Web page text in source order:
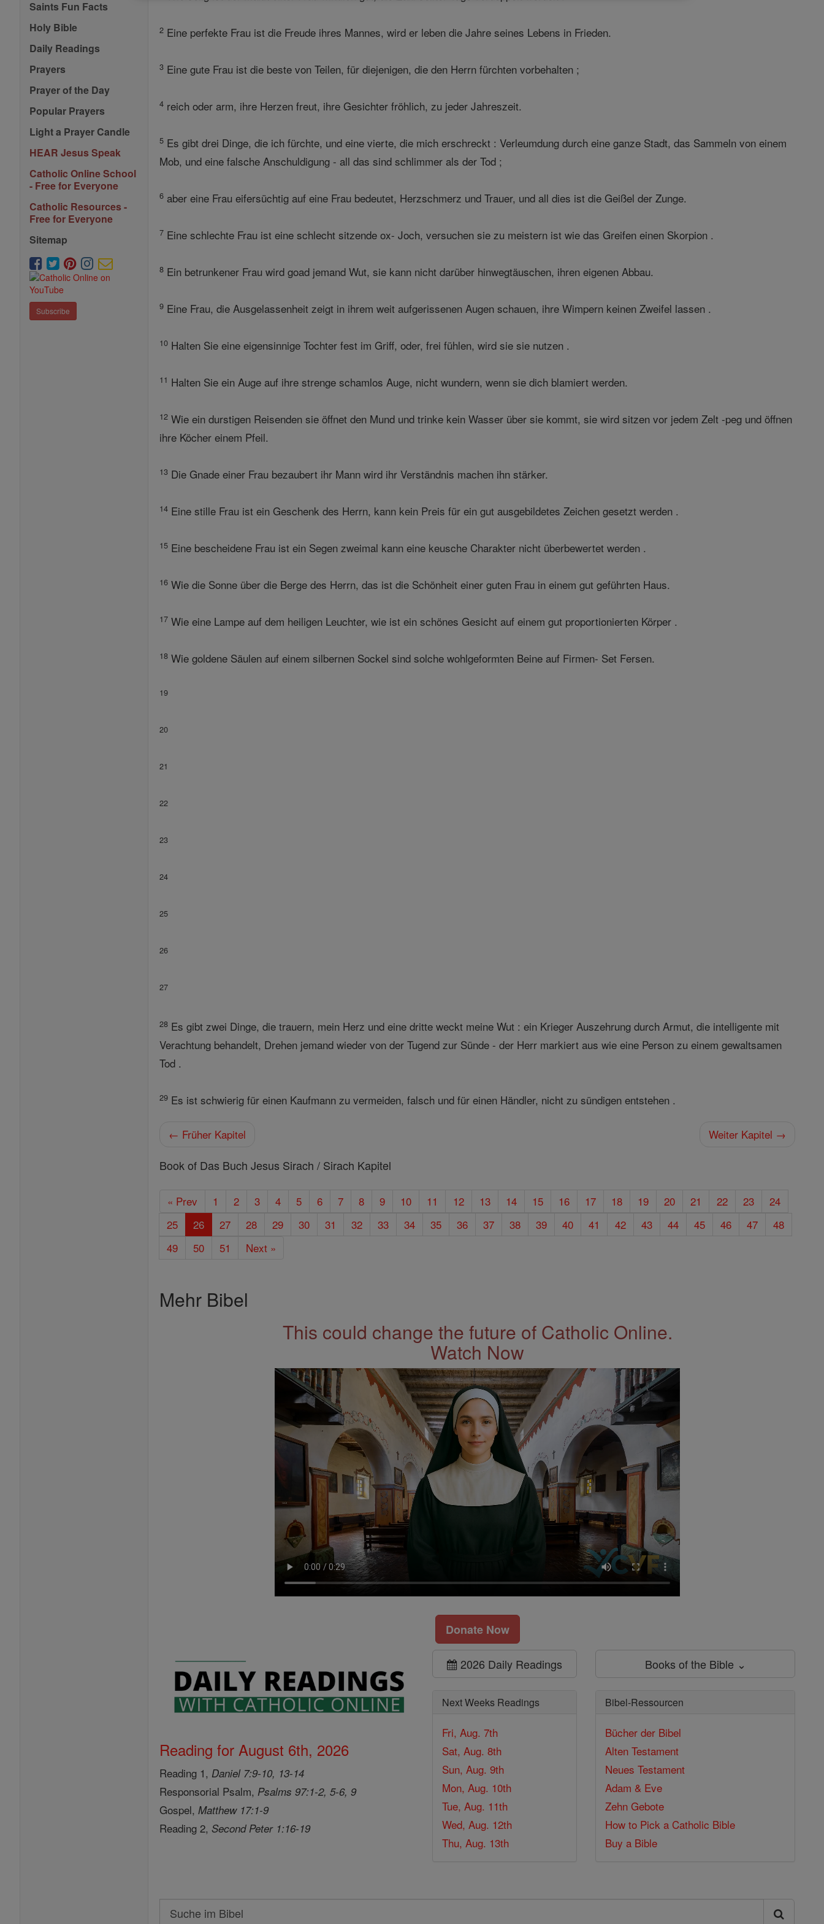
Saints Fun Facts
Holy Bible
Daily Readings
Prayers
Prayer of the Day
Popular Prayers
Light a Prayer Candle
HEAR Jesus Speak
Catholic Online School
- Free for Everyone
Catholic Resources -
Free for Everyone
Sitemap
Subscribe
2 Eine perfekte Frau ist die Freude ihres Mannes, wird er leben die Jahre seines Lebens in Frieden.
3 Eine gute Frau ist die beste von Teilen, für diejenigen, die den Herrn fürchten vorbehalten ;
4 reich oder arm, ihre Herzen freut, ihre Gesichter fröhlich, zu jeder Jahreszeit.
5 Es gibt drei Dinge, die ich fürchte, und eine vierte, die mich erschreckt : Verleumdung durch eine ganze Stadt, das Sammeln von einem
Mob, und eine falsche Anschuldigung - all das sind schlimmer als der Tod ;
6 aber eine Frau eifersüchtig auf eine Frau bedeutet, Herzschmerz und Trauer, und all dies ist die Geißel der Zunge.
7 Eine schlechte Frau ist eine schlecht sitzende ox- Joch, versuchen sie zu meistern ist wie das Greifen einen Skorpion .
8 Ein betrunkener Frau wird goad jemand Wut, sie kann nicht darüber hinwegtäuschen, ihren eigenen Abbau.
9 Eine Frau, die Ausgelassenheit zeigt in ihrem weit aufgerissenen Augen schauen, ihre Wimpern keinen Zweifel lassen .
10 Halten Sie eine eigensinnige Tochter fest im Griff, oder, frei fühlen, wird sie sie nutzen .
11 Halten Sie ein Auge auf ihre strenge schamlos Auge, nicht wundern, wenn sie dich blamiert werden.
12 Wie ein durstigen Reisenden sie öffnet den Mund und trinke kein Wasser über sie kommt, sie wird sitzen vor jedem Zelt -peg und öffnen
ihre Köcher einem Pfeil.
13 Die Gnade einer Frau bezaubert ihr Mann wird ihr Verständnis machen ihn stärker.
14 Eine stille Frau ist ein Geschenk des Herrn, kann kein Preis für ein gut ausgebildetes Zeichen gesetzt werden .
15 Eine bescheidene Frau ist ein Segen zweimal kann eine keusche Charakter nicht überbewertet werden .
16 Wie die Sonne über die Berge des Herrn, das ist die Schönheit einer guten Frau in einem gut geführten Haus.
17 Wie eine Lampe auf dem heiligen Leuchter, wie ist ein schönes Gesicht auf einem gut proportionierten Körper .
18 Wie goldene Säulen auf einem silbernen Sockel sind solche wohlgeformten Beine auf Firmen- Set Fersen.
19
20
21
22
23
24
25
26
27
28 Es gibt zwei Dinge, die trauern, mein Herz und eine dritte weckt meine Wut : ein Krieger Auszehrung durch Armut, die intelligente mit
Verachtung behandelt, Drehen jemand wieder von der Tugend zur Sünde - der Herr markiert aus wie eine Person zu einem gewaltsamen
Tod .
29 Es ist schwierig für einen Kaufmann zu vermeiden, falsch und für einen Händler, nicht zu sündigen entstehen .
← Früher Kapitel Weiter Kapitel →
Book of Das Buch Jesus Sirach / Sirach Kapitel
« Prev 1 2 3 4 5 6 7 8 9 10 11 12 13 14 15 16 17 18 19 20 21 22 23
24
25
26 27 28 29 30 31 32 33 34 35 36 37 38 39 40 41 42 43 44 45 46 47
48
49
50 51 Next »
Mehr Bibel
This could change the future of Catholic Online.
Watch Now
Donate Now
Reading for August 6th, 2026
Reading 1, Daniel 7:9-10, 13-14
Responsorial Psalm, Psalms 97:1-2, 5-6, 9
Gospel,Matthew 17:1-9
Reading 2,Second Peter 1:16-19
2026 Daily Readings
Next Weeks Readings
Fri, Aug. 7th
Sat, Aug. 8th
Sun, Aug. 9th
Mon, Aug. 10th
Tue, Aug. 11th
Wed, Aug. 12th
Thu, Aug. 13th
Books of the Bible ⌄
Bibel-Ressourcen
Bücher der Bibel
Alten Testament
Neues Testament
Adam & Eve
Zehn Gebote
How to Pick a Catholic Bible
Buy a Bible
Search